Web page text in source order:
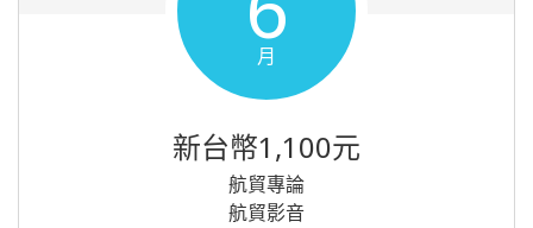
月
新台幣1,100元
航貿專論
航貿影音